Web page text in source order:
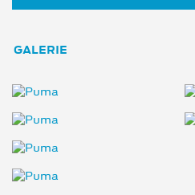
GALERIE